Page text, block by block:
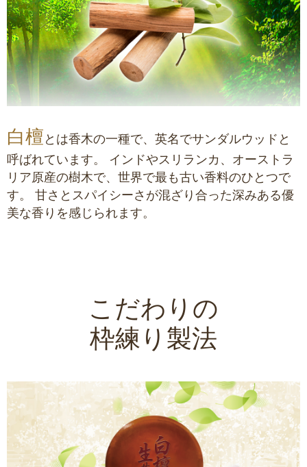
白檀 とは香木の一種で、英名でサンダルウッドと
呼ばれています。
インドやスリランカ、オーストラ
リア原産の樹木で、世界で最も古い香料のひとつで
す。
甘さとスパイシーさが混ざり合った深みある優
美な香りを感じられます。
こだわりの
枠練り製法